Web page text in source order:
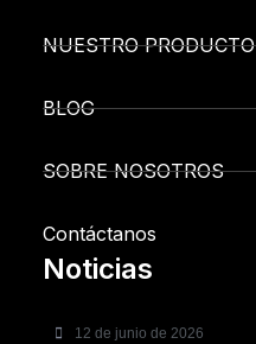
NUESTRO PRODUCTO
BLOG
SOBRE NOSOTROS
Contáctanos
Noticias
12 de junio de 2026